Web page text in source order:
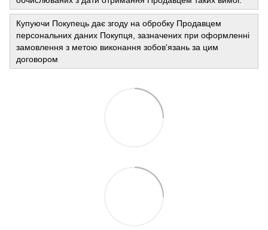
Купуючи Покупець дає згоду на обробку Продавцем
персональних даних Покупця, зазначених при оформленні
замовлення з метою виконання зобов'язань за цим
договором